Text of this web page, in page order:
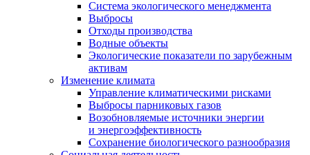
Система экологического менеджмента
Выбросы
Отходы производства
Водные объекты
Экологические показатели по зарубежным
активам
Изменение климата
Управление климатическими рисками
Выбросы парниковых газов
Возобновляемые источники энергии
и энергоэффективность
Сохранение биологического разнообразия